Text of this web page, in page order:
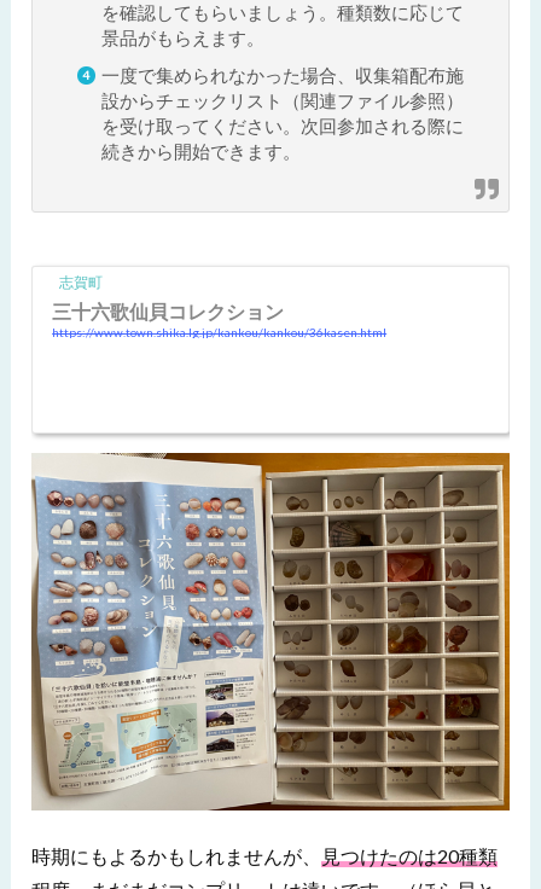
を確認してもらいましょう。種類数に応じて
景品がもらえます。
一度で集められなかった場合、収集箱配布施
設からチェックリスト（関連ファイル参照）
を受け取ってください。次回参加される際に
続きから開始できます。
志賀町
三十六歌仙貝コレクション
https://www.town.shika.lg.jp/kankou/kankou/36kasen.html
時期にもよるかもしれませんが、
見つけたのは20種類